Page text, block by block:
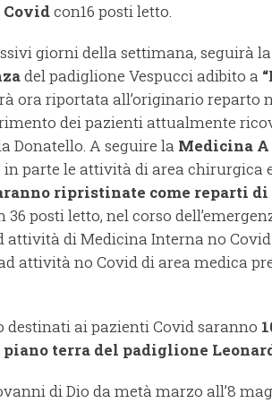
con16 posti letto.
giorni della settimana, seguirà
del padiglione Vespucci adibito a
ora riportata all’originario reparto
dei pazienti attualmente
Donatello. A seguire la Medicina A
parte le attività di area chirurgica
ripristinate come reparti
36 posti letto, nel corso
attività di Medicina Interna no
attività no Covid di area medica
destinati ai pazienti Covid saranno
piano terra del padiglione
di Dio da metà marzo all’8